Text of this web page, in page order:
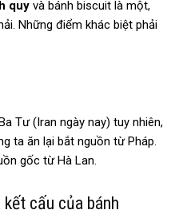
quy và bánh biscuit là một,
Những điểm khác biệt phải
Tư (Iran ngày nay) tuy nhiên,
ta ăn lại bắt nguồn từ Pháp.
gốc từ Hà Lan.
cấu của bánh